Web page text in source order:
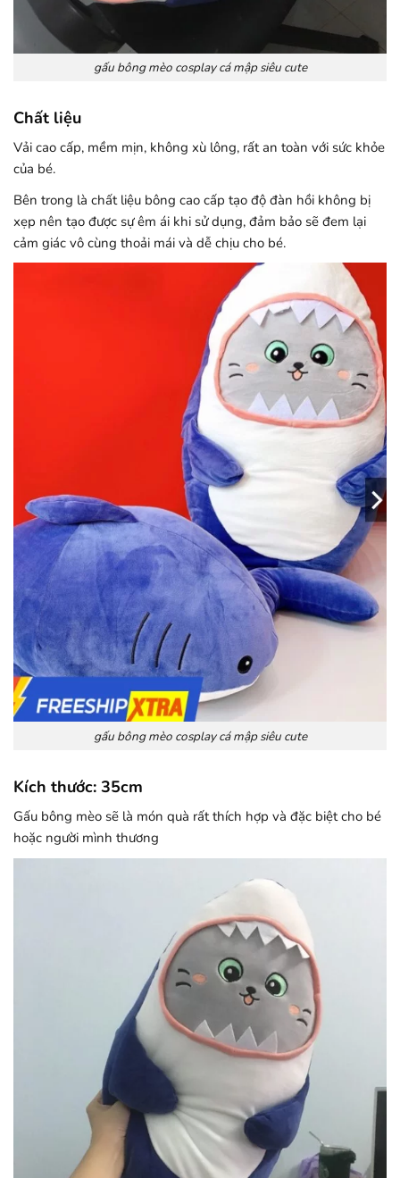
gấu bông mèo cosplay cá mập siêu cute
Chất liệu
Vải cao cấp, mềm mịn, không xù lông, rất an toàn với sức khỏe
của bé.
Bên trong là chất liệu bông cao cấp tạo độ đàn hồi không bị
xẹp nên tạo được sự êm ái khi sử dụng, đảm bảo sẽ đem lại
cảm giác vô cùng thoải mái và dễ chịu cho bé.
gấu bông mèo cosplay cá mập siêu cute
Kích thước: 35cm
Gấu bông mèo sẽ là món quà rất thích hợp và đặc biệt cho bé
hoặc người mình thương